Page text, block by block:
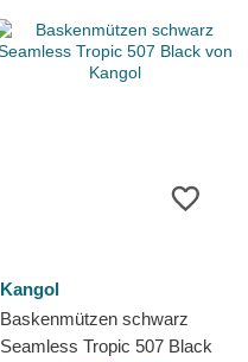
Kangol
Baskenmützen schwarz
Seamless Tropic 507 Black